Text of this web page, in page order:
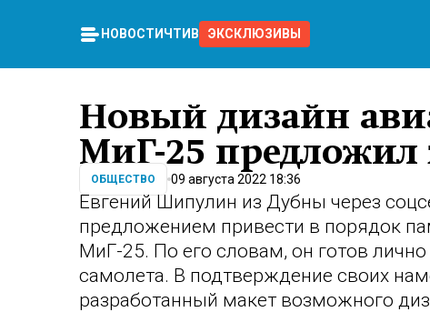
НОВОСТИ ЧТИВО ЭКСКЛЮЗИВЫ
Новый дизайн
МиГ-25
ОБЩЕСТВО 09 августа 2022 18:36
Евгений Шипулин из Дубны через
предложением привести в порядок
МиГ-25. По его словам, он готов
самолета. В подтверждение своих
разработанный макет возможного